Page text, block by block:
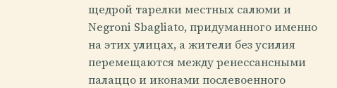
щедрой тарелки местных салюми и
Negroni Sbagliato, придуманного именно
на этих улицах, а жители без усилия
перемещаются между ренессансными
палаццо и иконами послевоенного